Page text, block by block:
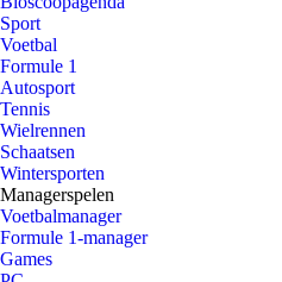
Sport
Voetbal
Formule 1
Autosport
Tennis
Wielrennen
Schaatsen
Wintersporten
Managerspelen
Voetbalmanager
Formule 1-manager
Games